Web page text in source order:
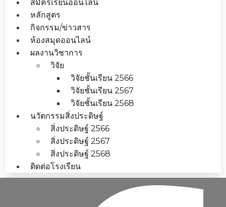
สมัครเรียนออนไลน์
หลักสูตร
กิจกรรม/ข่าวสาร
ห้องสมุดออนไลน์
ผลงานวิชาการ
วิจัย
วิจัยชั้นเรียน 2566
วิจัยชั้นเรียน 2567
วิจัยชั้นเรียน 2568
นวัตกรรมสิ่งประดิษฐ์
สิ่งประดิษฐ์ 2566
สิ่งประดิษฐ์ 2567
สิ่งประดิษฐ์ 2568
ติดต่อโรงเรียน